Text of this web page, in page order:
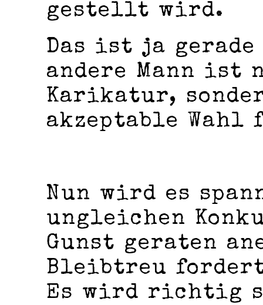
gestellt wird.
Das ist ja gerade
andere Mann ist
Karikatur,
akzeptable
Nun wird es
ungleichen
Gunst geraten
Bleibtreu fordert
Es wird richtig